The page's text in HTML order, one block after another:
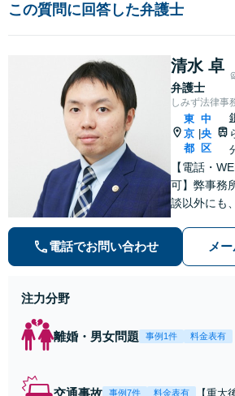
この質問に回答した弁護士
清水 卓
弁護士
しみず法律事
東
京
都
|
中
央
区
【電話・
可】弊事務
談以外にも
弁護士にご
不安が和ら
電話でお問い合わせ メ
注力分野
離婚・男女問題 事例1件 料金表有
交通事故 事例7件 料金表有 【重大